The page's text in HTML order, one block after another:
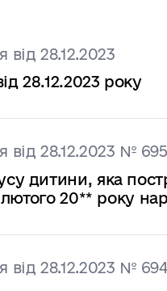
від 28.12.2023
28.12.2023 року
від 28.12.2023 № 695
дитини, яка
лютого 20** року
від 28.12.2023 № 694